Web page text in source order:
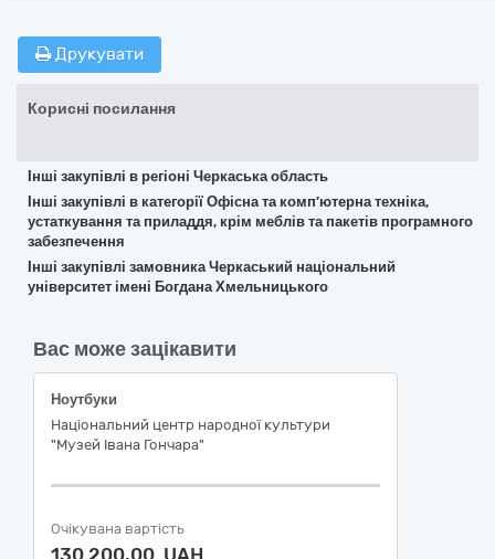
Друкувати
Корисні посилання
Інші закупівлі в регіоні Черкаська область
Інші закупівлі в категорії Офісна та комп’ютерна техніка,
устаткування та приладдя, крім меблів та пакетів програмного
забезпечення
Інші закупівлі замовника Черкаський національний
університет імені Богдана Хмельницького
Вас може зацікавити
Ноутбуки
Національний центр народної культури
"Музей Івана Гончара"
Очікувана вартість
130 200,00 UAH